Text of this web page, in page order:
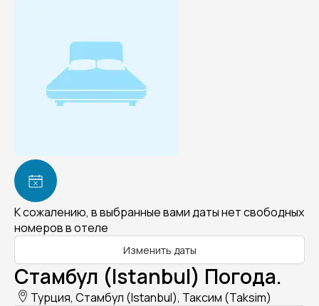
К сожалению, в выбранные вами даты нет свободных
номеров в отеле
Изменить даты
Стамбул (Istanbul) Погода.
Турция, Стамбул (Istanbul), Таксим (Taksim)